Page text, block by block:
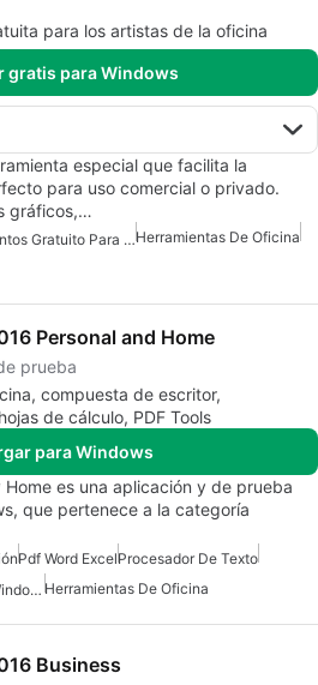
para los artistas de la oficina
gratis para Windows
especial que facilita la
para uso comercial o privado.
gráficos,…
Gestor De Documentos Gratuito Para MacHerramientas De Oficina
Personal and Home
prueba
compuesta de escritor,
de cálculo, PDF Tools
para Windows
es una aplicación y de prueba
que pertenece a la categoría
Pdf Word ExcelProcesador De Texto
Suite De Microsoft Office Para Windows Herramientas De Oficina
Business